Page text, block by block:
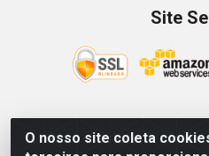
O nosso site coleta
Site
Zein Importação e Comércio